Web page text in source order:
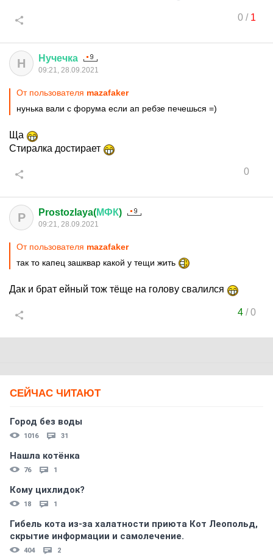
0/ 1
Н Нучечка
09:21, 28.09.2021
От пользователя mazafaker
нунька вали с форума если ап ребзе печешься =)
Ща
Стиралка достирает
0
P Prostozlaya(МФК)
09:21, 28.09.2021
От пользователя mazafaker
так то капец зашквар какой у тещи жить
Дак и брат ейный тож тёще на голову свалился
4/0
СЕЙЧАС ЧИТАЮТ
Город без воды
1016 31
Нашла котёнка
76 1
Кому цихлидок?
18 1
Гибель кота из-за халатности приюта Кот Леопольд,
скрытиe информации и самолечение.
404 2